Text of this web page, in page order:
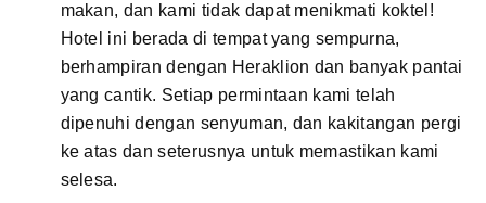
makan, dan kami tidak dapat menikmati koktel!
Hotel ini berada di tempat yang sempurna,
berhampiran dengan Heraklion dan banyak pantai
yang cantik. Setiap permintaan kami telah
dipenuhi dengan senyuman, dan kakitangan pergi
ke atas dan seterusnya untuk memastikan kami
selesa.